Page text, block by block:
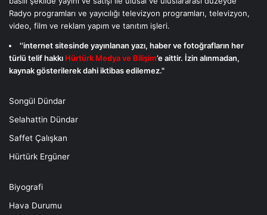
Radyo programları ve yayıcılığı televizyon programları, televizyon,
video, film ve reklam yapım ve tanıtım işleri.
''internet sitesinde yayınlanan yazı, haber ve fotoğrafların her
türlü telif hakkı Hürtürk Medya ve Bilişim’e aittir. İzin alınmadan,
kaynak gösterilerek dahi iktibas edilemez."
Songül Dündar
Selahattin Dündar
Saffet Çalışkan
Hürtürk Ergüner
Biyografi
Hava Durumu